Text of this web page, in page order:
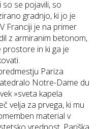
so se pojavili, so
gradnjo, ki jo je
Franciji je na primer
z armiranim betonom,
prostore in ki ga je
Pariza
Notre-Dame du
»sveta kapela
velja za prvega, ki mu
material v